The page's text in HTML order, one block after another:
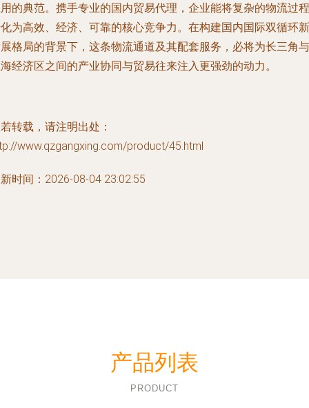
的典范。携手专业的国内贸易代理，企业能将复杂的物流过程
为高效、经济、可靠的核心竞争力。在构建国内国际双循环新
格局的背景下，这条物流通道及其配套服务，必将为长三角与
经济区之间的产业协同与贸易往来注入更强劲的动力。
转载，请注明出处：
www.qzgangxing.com/product/45.html
时间：2026-08-04 23:02:55
产品列表
PRODUCT